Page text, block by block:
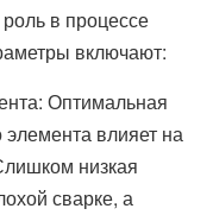
в процессе
включают:
Оптимальная
элемента влияет на
низкая
сварке, а